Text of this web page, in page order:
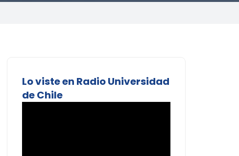
Lo viste en Radio Universidad
de Chile